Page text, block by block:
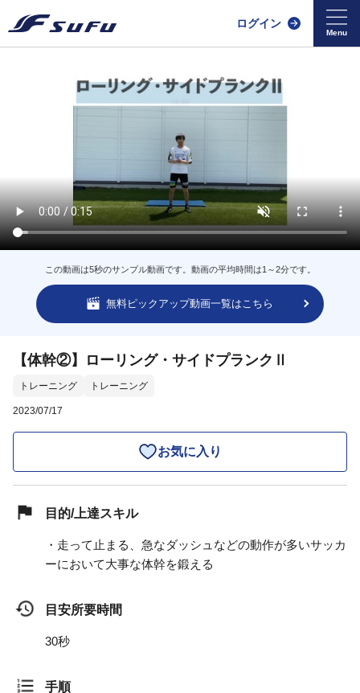
ログイン
この動画は5秒のサンプル動画です。動画の平均時間は1～2分です。
無料ピックアップ動画一覧はこちら
【体幹②】ローリング・サイドプランクⅡ
トレーニング トレーニング
2023/07/17
お気に入り
目的/上達スキル
・走って止まる、急なダッシュなどの動作が多いサッカ
ーにおいて大事な体幹を鍛える
目安所要時間
30秒
手順